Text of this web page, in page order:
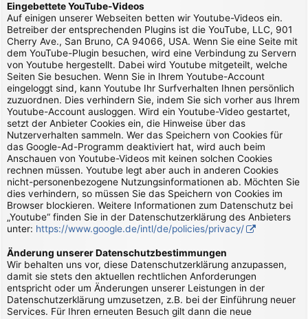
Eingebettete YouTube-Videos
Auf einigen unserer Webseiten betten wir Youtube-Videos ein.
Betreiber der entsprechenden Plugins ist die YouTube, LLC, 901
Cherry Ave., San Bruno, CA 94066, USA. Wenn Sie eine Seite mit
dem YouTube-Plugin besuchen, wird eine Verbindung zu Servern
von Youtube hergestellt. Dabei wird Youtube mitgeteilt, welche
Seiten Sie besuchen. Wenn Sie in Ihrem Youtube-Account
eingeloggt sind, kann Youtube Ihr Surfverhalten Ihnen persönlich
zuzuordnen. Dies verhindern Sie, indem Sie sich vorher aus Ihrem
Youtube-Account ausloggen. Wird ein Youtube-Video gestartet,
setzt der Anbieter Cookies ein, die Hinweise über das
Nutzerverhalten sammeln. Wer das Speichern von Cookies für
das Google-Ad-Programm deaktiviert hat, wird auch beim
Anschauen von Youtube-Videos mit keinen solchen Cookies
rechnen müssen. Youtube legt aber auch in anderen Cookies
nicht-personenbezogene Nutzungsinformationen ab. Möchten Sie
dies verhindern, so müssen Sie das Speichern von Cookies im
Browser blockieren. Weitere Informationen zum Datenschutz bei
„Youtube“ finden Sie in der Datenschutzerklärung des Anbieters
unter: https://www.google.de/intl/de/policies/privacy/
Änderung unserer Datenschutzbestimmungen
Wir behalten uns vor, diese Datenschutzerklärung anzupassen,
damit sie stets den aktuellen rechtlichen Anforderungen
entspricht oder um Änderungen unserer Leistungen in der
Datenschutzerklärung umzusetzen, z.B. bei der Einführung neuer
Services. Für Ihren erneuten Besuch gilt dann die neue